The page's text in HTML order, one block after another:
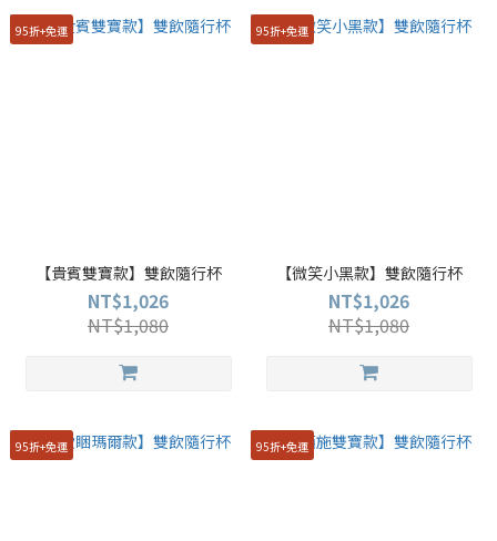
95折+免運
【貴賓雙寶款】雙飲隨行杯
NT$1,026
NT$1,080
95折+免運
【微笑小黑款】雙飲隨行杯
NT$1,026
NT$1,080
95折+免運 95折+免運